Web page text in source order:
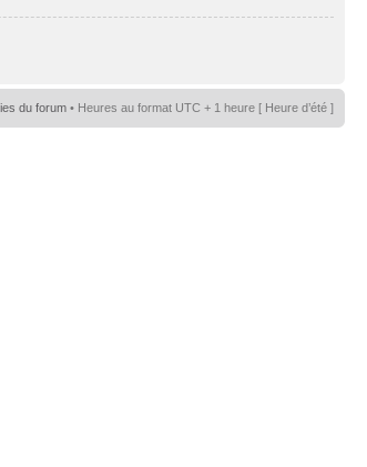
du forum • Heures au format UTC + 1 heure [ Heure d’été ]